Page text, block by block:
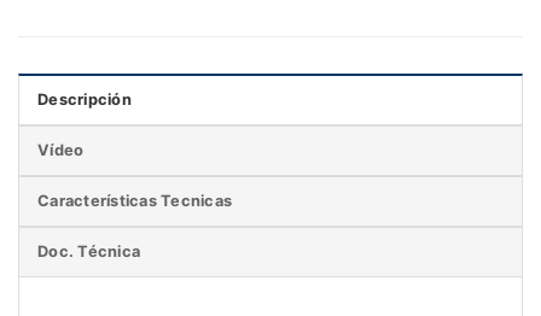
Descripción
Vídeo
Características Tecnicas
Doc. Técnica